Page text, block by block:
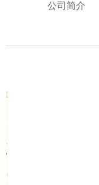
公司简介